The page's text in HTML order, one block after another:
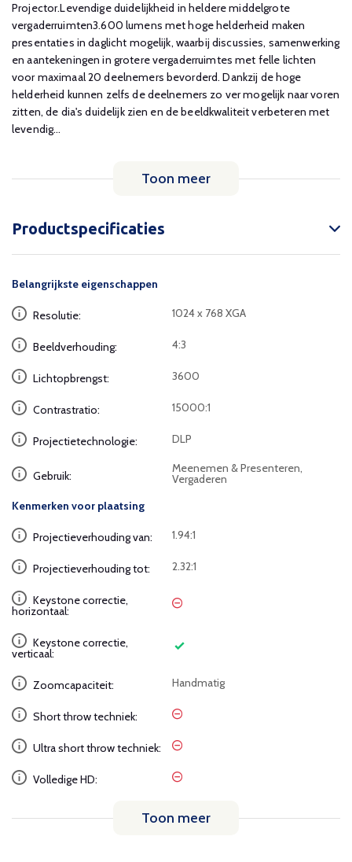
Projector.Levendige duidelijkheid in heldere middelgrote
vergaderruimten3.600 lumens met hoge helderheid maken
presentaties in daglicht mogelijk, waarbij discussies, samenwerking
en aantekeningen in grotere vergaderruimtes met felle lichten
voor maximaal 20 deelnemers bevorderd. Dankzij de hoge
helderheid kunnen zelfs de deelnemers zo ver mogelijk naar voren
zitten, de dia's duidelijk zien en de beeldkwaliteit verbeteren met
levendig...
Toon meer
Productspecificaties
Belangrijkste eigenschappen
Resolutie: 1024 x 768 XGA
Beeldverhouding: 4:3
Lichtopbrengst: 3600
Contrastratio: 15000:1
Projectietechnologie: DLP
Gebruik:
Meenemen & Presenteren,
Vergaderen
Kenmerken voor plaatsing
Projectieverhouding van: 1.94:1
Projectieverhouding tot: 2.32:1
Keystone correctie,
horizontaal:
Keystone correctie,
verticaal:
Zoomcapaciteit: Handmatig
Short throw techniek:
Ultra short throw techniek:
Volledige HD:
Toon meer